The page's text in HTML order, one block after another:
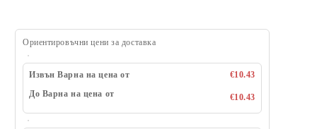
Ориентировъчни цени за доставка
Извън Варна на цена от
€10.43
До Варна на цена от
€10.43